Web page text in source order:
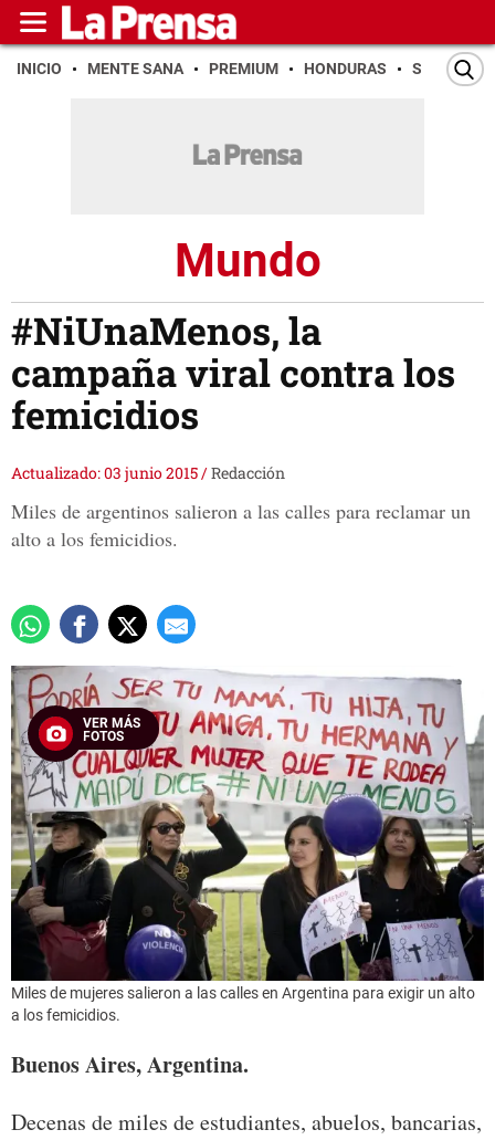
INICIO MENTE SANA PREMIUM HONDURAS SAN PEDRO
Mundo
#NiUnaMenos, la
campaña viral contra los
femicidios
Actualizado: 03 junio 2015/Redacción
Miles de argentinos salieron a las calles para reclamar un
alto a los femicidios.
VER MÁS
FOTOS
Miles de mujeres salieron a las calles en Argentina para exigir un alto
a los femicidios.
Buenos Aires, Argentina.
Decenas de miles de estudiantes, abuelos, bancarias,